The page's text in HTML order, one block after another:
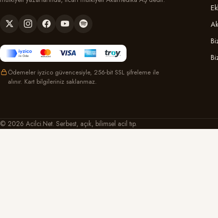
Ödemeler iyzico güvencesiyle, 256-bit SSL şifreleme ile
alınır. Kart bilgileriniz saklanmaz.
© 2026 Acilci.Net. Serbest, açık, bilimsel acil tıp.